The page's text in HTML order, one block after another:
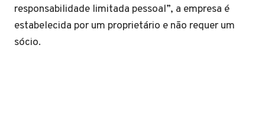
responsabilidade limitada pessoal”, a empresa é
estabelecida por um proprietário e não requer um
sócio.